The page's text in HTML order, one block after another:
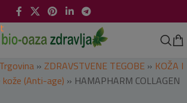
Trgovina » ZDRAVSTVENE TEGOBE » KOŽA I
kože (Anti-age) » HAMAPHARM COLLAGEN